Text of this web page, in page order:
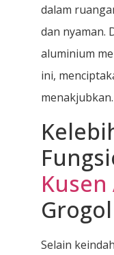
dalam
dan nyaman.
aluminium
ini,
menakjubkan.
Grogol
Selain